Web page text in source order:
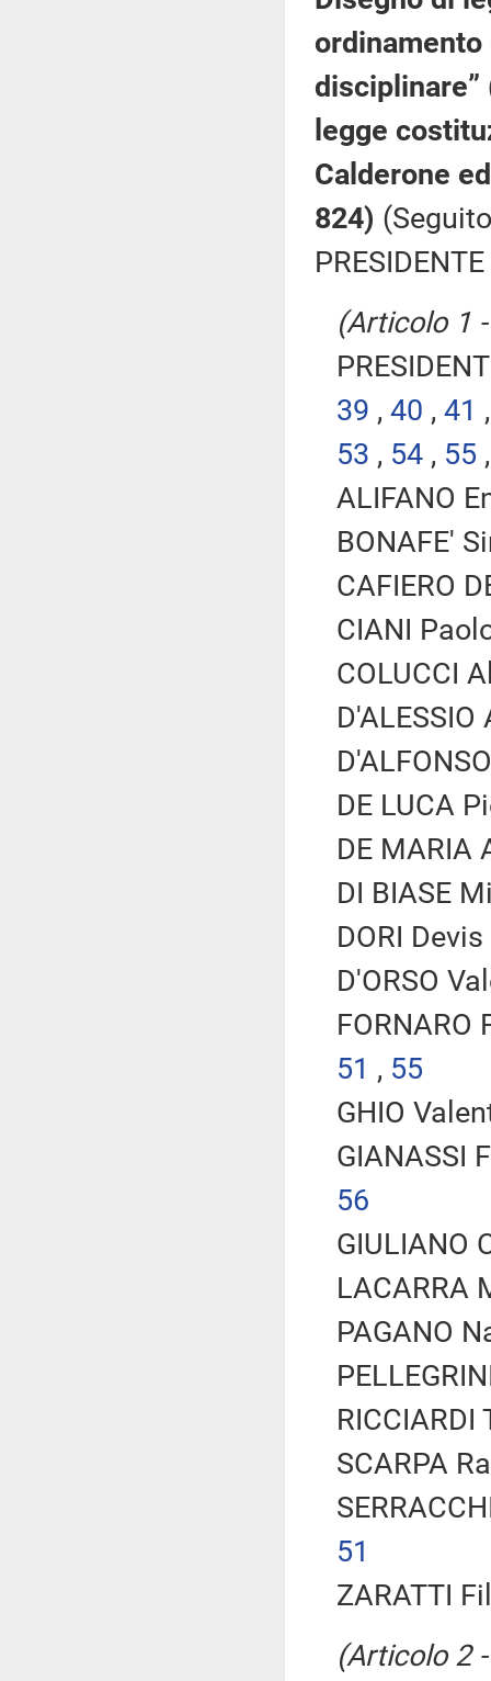
disciplinare”
legge
Calderone
824)
(Articolo 1
39 , 40 , 41
53 , 54 , 55
ALIFANO
BONAFE'
CAFIERO
CIANI
COLUCCI
DE LUCA
DE MARIA
DI BIASE
DORI
D'ORSO
FORNARO
51 , 55
GHIO
GIANASSI
56
GIULIANO
LACARRA
PAGANO
SCARPA
51
ZARATTI
(Articolo 2